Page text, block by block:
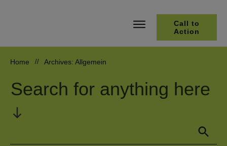
Call to
Action
Home // Archives: Allgemein
Search for anything here